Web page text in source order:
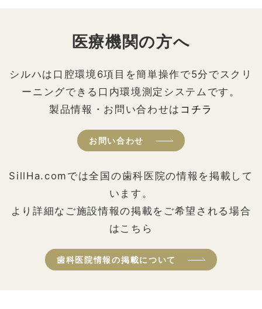
医療機関の方へ
シルハは口腔環境6項目を簡単操作で5分でスクリ
ーニングできる口内環境測定システムです。
製品情報・お問い合わせは コチラ
お問い合わせ
SillHa.comでは全国の歯科医院の情報を掲載して
います。
より詳細なご施設情報の掲載をご希望される場合
はこちら
歯科医院情報の掲載について